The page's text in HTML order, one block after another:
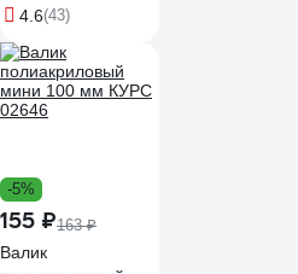
окон и дверей 1 кг 6
4.6(43)
-5%
155 ₽163 ₽
Валик